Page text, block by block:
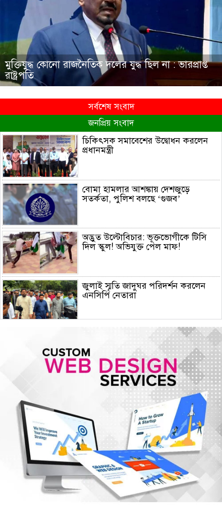
মুক্তিযুদ্ধ কোনো রাজনৈতিক দলের যুদ্ধ ছিল না : ভারপ্রাপ্ত
রাষ্ট্রপতি
সর্বশেষ সংবাদ
জনপ্রিয় সংবাদ
চিকিৎসক সমাবেশের উদ্বোধন করলেন
প্রধানমন্ত্রী
বোমা হামলার আশঙ্কায় দেশজুড়ে
সতর্কতা, পুলিশ বলছে ‘গুজব’
অদ্ভুত উল্টোবিচার: ভূক্তভোগীকে টিসি
দিল স্কুল! অভিযুক্ত পেল মাফ!
জুলাই স্মৃতি জাদুঘর পরিদর্শন করলেন
এনসিপি নেতারা
সৌদি আরব, তুরস্ক ও পাকিস্তানের মক্কা
চুক্তি স্বাক্ষর, কাগুজে চুক্তি সৌদিকে
নিরাপত্তা দেবে না- ইরান
হরমুজ সংকট: বিশ্ববাজারে আরও বাড়ল
মুক্তিযুদ্ধ কোনো রাজনৈতিক দলের যুদ্ধ
ছিল না : ভারপ্রাপ্ত রাষ্ট্রপতি
ঢাকায় হালকা বৃষ্টি হতে পারে, দেশের
কোথাও কোথাও মাঝারি থেকে ভারী
বর্ষণের সম্ভাবনা